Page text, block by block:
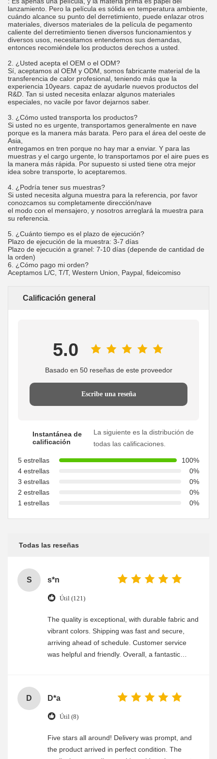
lanzamiento. Pero la película es sólida en temperatura ambiente,
cuándo alcance su punto del derretimiento, puede enlazar otros
materiales, diversos materiales de la película de pegamento
caliente del derretimiento tienen diversos funcionamientos y
diversos usos, necesitamos entendemos sus demandas,
entonces recomiéndele los productos derechos a usted.
2. ¿Usted acepta el OEM o el ODM?
Sí, aceptamos al OEM y ODM, somos fabricante material de la
transferencia de calor profesional, teniendo más que la
experiencia 10years. capaz de ayudarle nuevos productos del
R&D. Tan si usted necesita enlazar algunos materiales
especiales, no vacile por favor dejarnos saber.
3. ¿Cómo usted transporta los productos?
Si usted no es urgente, transportamos generalmente en nave
porque es la manera más barata. Pero para el área del oeste de
Asia,
entregamos en tren porque no hay mar a enviar. Y para las
muestras y el cargo urgente, lo transportamos por el aire pues es
la manera más rápida. Por supuesto si usted tiene otra mejor
idea sobre transporte, lo aceptaremos.
4. ¿Podría tener sus muestras?
Si usted necesita alguna muestra para la referencia, por favor
conozcamos su completamente dirección/nave
el modo con el mensajero, y nosotros arreglará la muestra para
su referencia.
5. ¿Cuánto tiempo es el plazo de ejecución?
Plazo de ejecución de la muestra: 3-7 días
Plazo de ejecución a granel: 7-10 días (depende de cantidad de
la orden)
6. ¿Cómo pago mi orden?
Aceptamos L/C, T/T, Western Union, Paypal, fideicomiso
Calificación general
5.0
Basado en 50 reseñas de este proveedor
Escribe una reseña
Instantánea de
calificación
La siguiente es la distribución de
todas las calificaciones.
5 estrellas
100%
4 estrellas
0%
3 estrellas
0%
2 estrellas
0%
1 estrellas
0%
Todas las reseñas
S s*n
Útil (121)
The quality is exceptional, with durable fabric and
vibrant colors. Shipping was fast and secure,
arriving ahead of schedule. Customer service
was helpful and friendly. Overall, a fantastic
D D*a
Útil (8)
Five stars all around! Delivery was prompt, and
the product arrived in perfect condition. The